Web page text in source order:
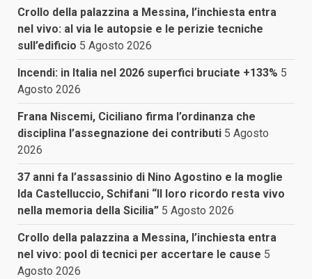
Crollo della palazzina a Messina, l’inchiesta entra
nel vivo: al via le autopsie e le perizie tecniche
sull’edificio 5 Agosto 2026
Incendi: in Italia nel 2026 superfici bruciate +133% 5
Agosto 2026
Frana Niscemi, Ciciliano firma l’ordinanza che
disciplina l’assegnazione dei contributi 5 Agosto
2026
37 anni fa l’assassinio di Nino Agostino e la moglie
Ida Castelluccio, Schifani “Il loro ricordo resta vivo
nella memoria della Sicilia” 5 Agosto 2026
Crollo della palazzina a Messina, l’inchiesta entra
nel vivo: pool di tecnici per accertare le cause 5
Agosto 2026